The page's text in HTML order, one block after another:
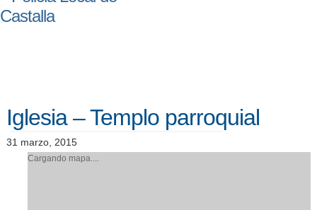
Iglesia – Templo parroquial
31 marzo, 2015
Cargando mapa....